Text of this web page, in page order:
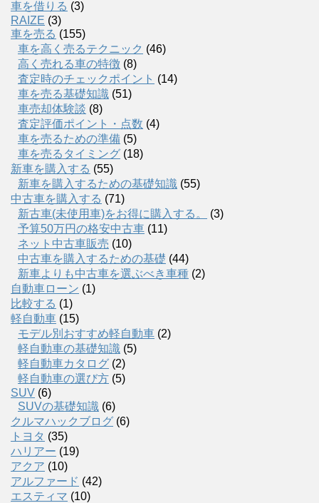
車を借りる (3)
RAIZE (3)
車を売る (155)
車を高く売るテクニック (46)
高く売れる車の特徴 (8)
査定時のチェックポイント (14)
車を売る基礎知識 (51)
車売却体験談 (8)
査定評価ポイント・点数 (4)
車を売るための準備 (5)
車を売るタイミング (18)
新車を購入する (55)
新車を購入するための基礎知識 (55)
中古車を購入する (71)
新古車(未使用車)をお得に購入する。
(3)
予算50万円の格安中古車 (11)
ネット中古車販売 (10)
中古車を購入するための基礎 (44)
新車よりも中古車を選ぶべき車種 (2)
自動車ローン (1)
比較する (1)
軽自動車 (15)
モデル別おすすめ軽自動車 (2)
軽自動車の基礎知識 (5)
軽自動車カタログ (2)
軽自動車の選び方 (5)
SUV (6)
SUVの基礎知識 (6)
クルマハックブログ (6)
トヨタ (35)
ハリアー (19)
アクア (10)
アルファード (42)
エスティマ (10)